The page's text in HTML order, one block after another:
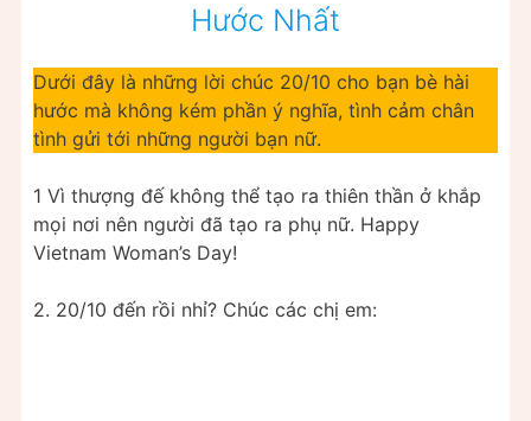
Hước Nhất
Dưới đây là những lời chúc 20/10 cho bạn bè hài
hước mà không kém phần ý nghĩa, tình cảm chân
tình gửi tới những người bạn nữ.
1 Vì thượng đế không thể tạo ra thiên thần ở khắp
mọi nơi nên người đã tạo ra phụ nữ. Happy
Vietnam Woman’s Day!
2. 20/10 đến rồi nhỉ? Chúc các chị em: